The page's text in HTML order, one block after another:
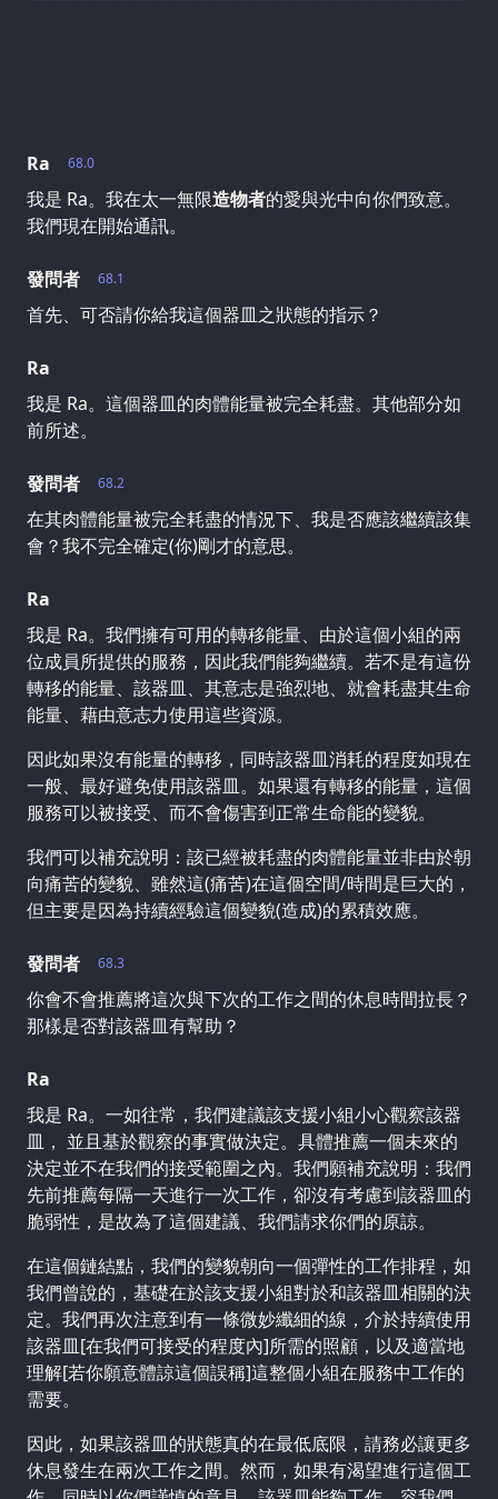
68.0
Ra
我是 Ra。我在太一無限造物者的愛與光中向你們致意。
我們現在開始通訊。
68.1
發問者
首先、可否請你給我這個器皿之狀態的指示？
Ra
我是 Ra。這個器皿的肉體能量被完全耗盡。其他部分如
前所述。
68.2
發問者
在其肉體能量被完全耗盡的情況下、我是否應該繼續該集
會？我不完全確定(你)剛才的意思。
Ra
我是 Ra。我們擁有可用的轉移能量、由於這個小組的兩
位成員所提供的服務，因此我們能夠繼續。若不是有這份
轉移的能量、該器皿、其意志是強烈地、就會耗盡其生命
能量、藉由意志力使用這些資源。
因此如果沒有能量的轉移，同時該器皿消耗的程度如現在
一般、最好避免使用該器皿。如果還有轉移的能量，這個
服務可以被接受、而不會傷害到正常生命能的變貌。
我們可以補充說明：該已經被耗盡的肉體能量並非由於朝
向痛苦的變貌、雖然這(痛苦)在這個空間/時間是巨大的，
但主要是因為持續經驗這個變貌(造成)的累積效應。
68.3
發問者
你會不會推薦將這次與下次的工作之間的休息時間拉長？
那樣是否對該器皿有幫助？
Ra
我是 Ra。一如往常，我們建議該支援小組小心觀察該器
皿， 並且基於觀察的事實做決定。具體推薦一個未來的
決定並不在我們的接受範圍之內。我們願補充說明：我們
先前推薦每隔一天進行一次工作，卻沒有考慮到該器皿的
脆弱性，是故為了這個建議、我們請求你們的原諒。
在這個鏈結點，我們的變貌朝向一個彈性的工作排程，如
我們曾說的，基礎在於該支援小組對於和該器皿相關的決
定。我們再次注意到有一條微妙纖細的線，介於持續使用
該器皿[在我們可接受的程度內]所需的照顧，以及適當地
理解[若你願意體諒這個誤稱]這整個小組在服務中工作的
需要。
因此，如果該器皿的狀態真的在最低底限，請務必讓更多
休息發生在兩次工作之間。然而，如果有渴望進行這個工